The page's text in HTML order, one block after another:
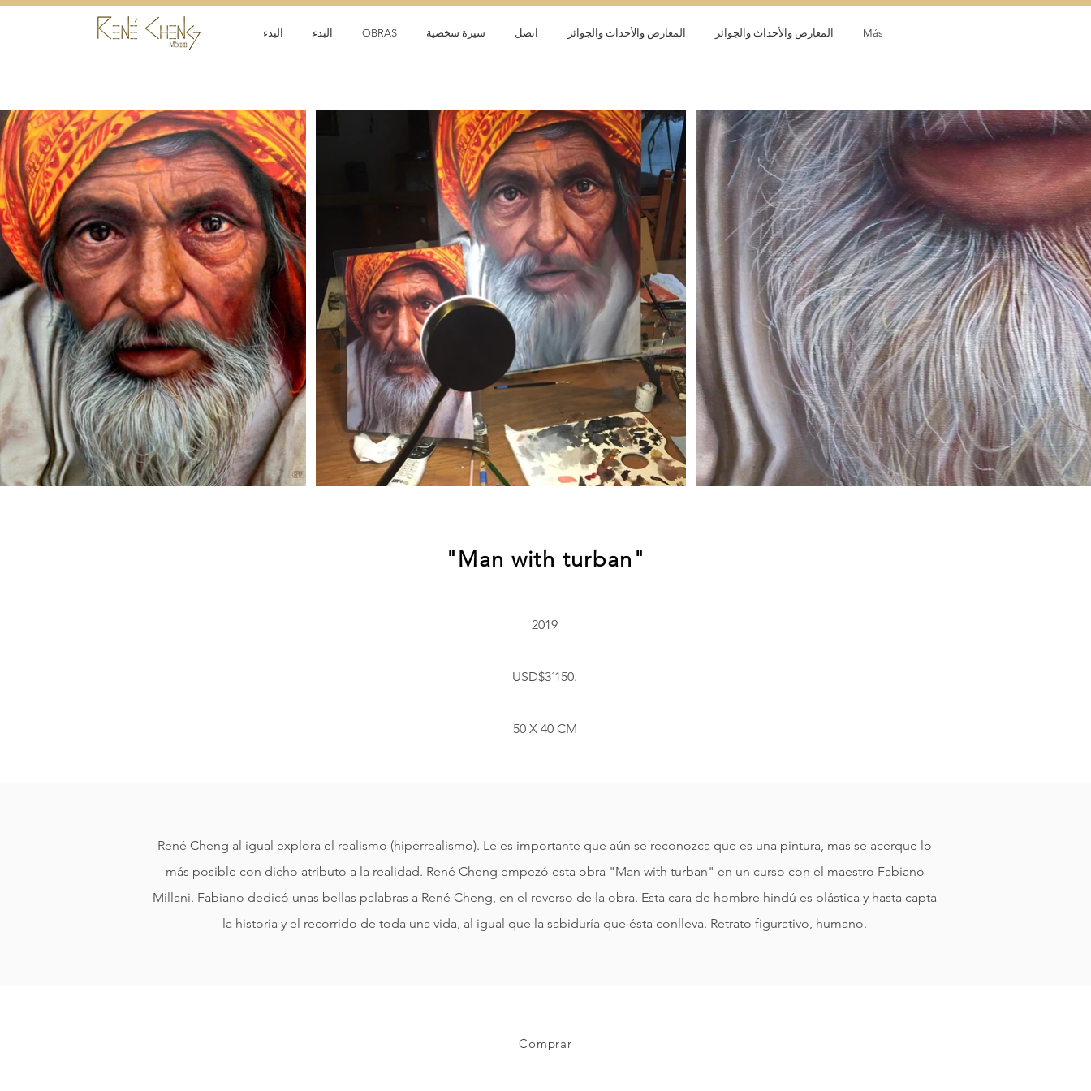
البدء البدء OBRAS سيرة شخصية اتصل المعارض والأحداث والجوائز المعارض والأحداث والجوائز Más
"Man with turban"
2019
USD$3´150.
50 X 40 CM
René Cheng al igual explora el realismo (hiperrealismo). Le es importante que aún se reconozca que es una pintura, mas se acerque lo
más posible con dicho atributo a la realidad. René Cheng empezó esta obra "Man with turban" en un curso con el maestro Fabiano
Millani. Fabiano dedicó unas bellas palabras a René Cheng, en el reverso de la obra. Esta cara de hombre hindú es plástica y hasta capta
la historia y el recorrido de toda una vida, al igual que la sabiduría que ésta conlleva. Retrato figurativo, humano.
Comprar